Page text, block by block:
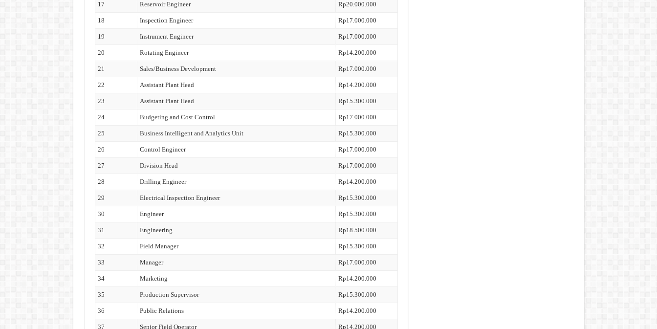
17 Reservoir Engineer Rp20.000.000
18 Inspection Engineer Rp17.000.000
19 Instrument Engineer Rp17.000.000
20 Rotating Engineer Rp14.200.000
21 Sales/Business Development Rp17.000.000
22 Assistant Plant Head Rp14.200.000
23 Assistant Plant Head Rp15.300.000
24 Budgeting and Cost Control Rp17.000.000
25 Business Intelligent and Analytics Unit Rp15.300.000
26 Control Engineer Rp17.000.000
27 Division Head Rp17.000.000
28 Drilling Engineer Rp14.200.000
29 Electrical Inspection Engineer Rp15.300.000
30 Engineer Rp15.300.000
31 Engineering Rp18.500.000
32 Field Manager Rp15.300.000
33 Manager Rp17.000.000
34 Marketing Rp14.200.000
35 Production Supervisor Rp15.300.000
36 Public Relations Rp14.200.000
37 Senior Field Operator Rp14.200.000